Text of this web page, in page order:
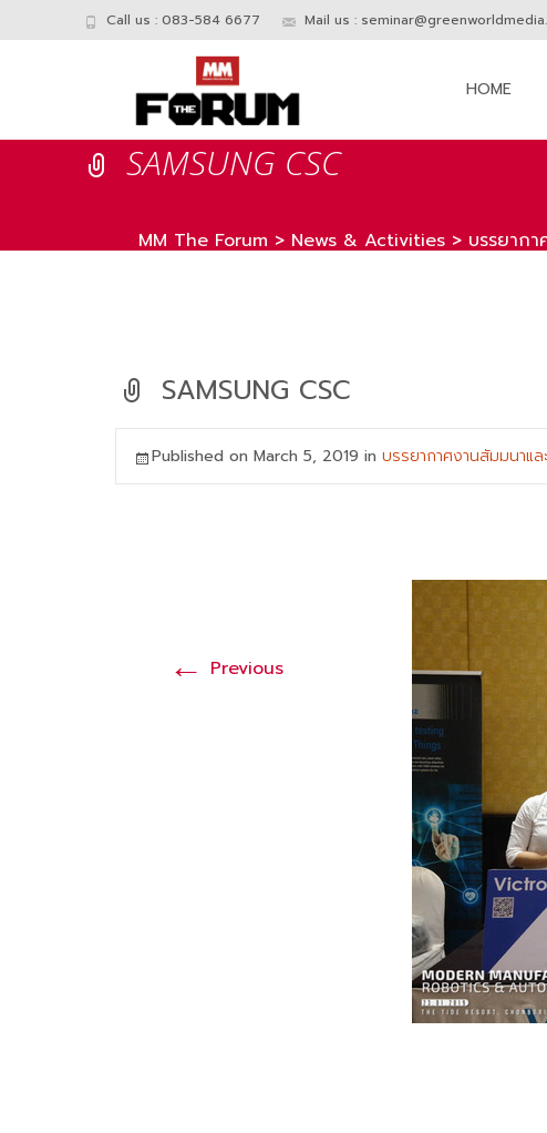
Call us : 083-584 6677 Mail us :
HOME
SAMSUNG CSC
MM The Forum > News & Activities > บรรยากา
SAMSUNG CSC
Published on March 5, 2019 in บรรยากาศงานสัมมนาแ
← Previous